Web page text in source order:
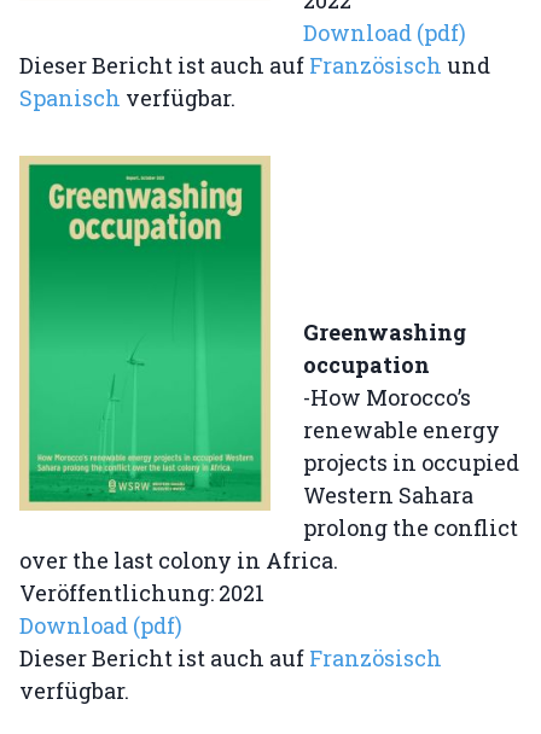
Download (pdf)
Dieser Bericht ist auch auf Französisch und
Spanisch verfügbar.
Greenwashing
occupation
-How Morocco’s
renewable energy
projects in occupied
Western Sahara
prolong the conflict
over the last colony in Africa.
Veröffentlichung: 2021
Download (pdf)
Dieser Bericht ist auch auf Französisch
verfügbar.